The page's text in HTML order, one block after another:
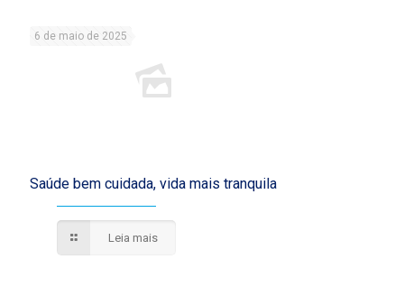
6 de maio de 2025
Saúde bem cuidada, vida mais tranquila
Leia mais